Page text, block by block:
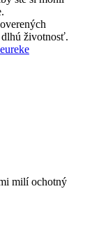
životnosť.
milí ochotný